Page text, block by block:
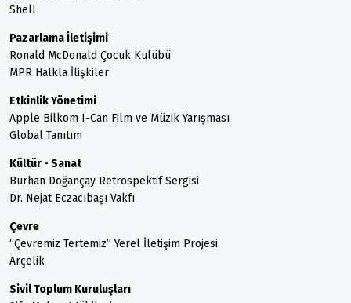
Shell
Pazarlama İletişimi
Ronald McDonald Çocuk Kulübü
MPR Halkla İlişkiler
Etkinlik Yönetimi
Apple Bilkom I-Can Film ve Müzik Yarışması
Global Tanıtım
Kültür - Sanat
Burhan Doğançay Retrospektif Sergisi
Dr. Nejat Eczacıbaşı Vakfı
Çevre
“Çevremiz Tertemiz” Yerel İletişim Projesi
Arçelik
Sivil Toplum Kuruluşları